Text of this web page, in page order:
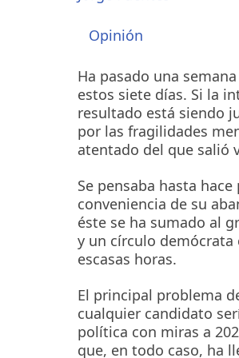
Opinión
Ha pasado una
estos siete días. Si la
resultado está siendo
por las fragilidades
atentado del que salió
Se pensaba hasta
conveniencia de su
éste se ha sumado al
y un círculo demócrata
escasas horas.
El principal problema
cualquier candidato
política con miras a
que, en todo caso, ha